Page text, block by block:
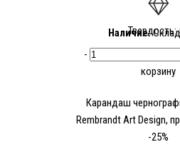
Твердость:
Наличие:
-
корзину
Карандаш
Rembrandt Art Design,
-25%